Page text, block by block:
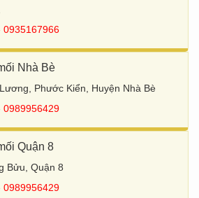
0935167966
Nhà Bè
Phước Kiển, Huyện Nhà Bè
0989956429
Quận 8
Bửu, Quận 8
0989956429